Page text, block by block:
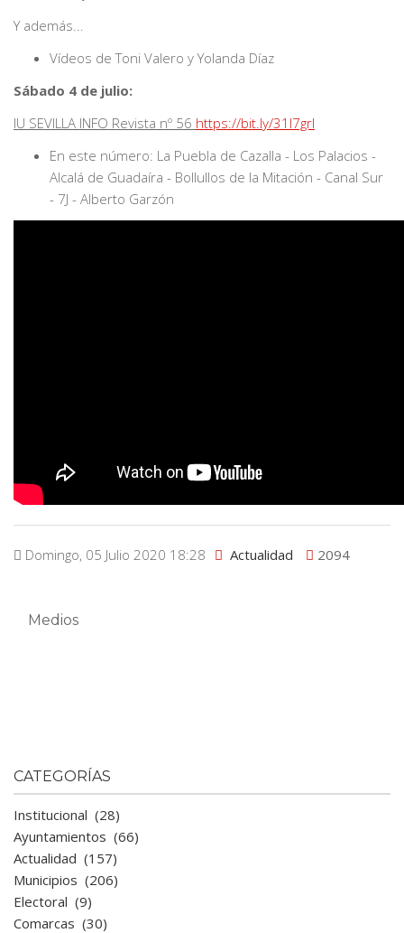
Y además...
Vídeos de Toni Valero y Yolanda Díaz
Sábado 4 de julio:
IU SEVILLA INFO Revista nº 56 https://bit.ly/31I7grI
En este número: La Puebla de Cazalla - Los Palacios -
Alcalá de Guadaíra - Bollullos de la Mitación - Canal Sur
- 7J - Alberto Garzón
Domingo, 05 Julio 2020 18:28 Actualidad 2094
Medios
CATEGORÍAS
Institucional (28)
Ayuntamientos (66)
Actualidad (157)
Municipios (206)
Electoral (9)
Comarcas (30)